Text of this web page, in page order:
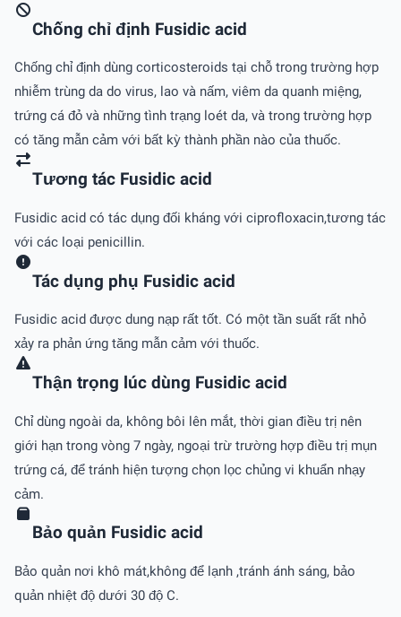
Chống chỉ định Fusidic acid
Chống chỉ định dùng corticosteroids tại chỗ trong trường hợp
nhiễm trùng da do virus, lao và nấm, viêm da quanh miệng,
trứng cá đỏ và những tình trạng loét da, và trong trường hợp
có tăng mẫn cảm với bất kỳ thành phần nào của thuốc.
Tương tác Fusidic acid
Fusidic acid có tác dụng đối kháng với ciprofloxacin,tương tác
với các loại penicillin.
Tác dụng phụ Fusidic acid
Fusidic acid được dung nạp rất tốt. Có một tần suất rất nhỏ
xảy ra phản ứng tăng mẫn cảm với thuốc.
Thận trọng lúc dùng Fusidic acid
Chỉ dùng ngoài da, không bôi lên mắt, thời gian điều trị nên
giới hạn trong vòng 7 ngày, ngoại trừ trường hợp điều trị mụn
trứng cá, để tránh hiện tượng chọn lọc chủng vi khuẩn nhạy
cảm.
Bảo quản Fusidic acid
Bảo quản nơi khô mát,không để lạnh ,tránh ánh sáng, bảo
quản nhiệt độ dưới 30 độ C.